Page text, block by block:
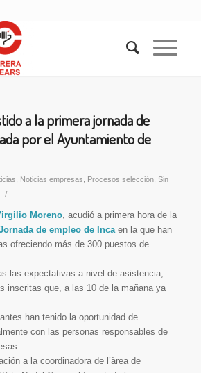
a la primera jornada de
por el Ayuntamiento de
Noticias empresas Procesos selección, Sin
/
Moreno, acudió a primera hora de la
de empleo de Incaen la que han
ofreciendo más de 300 puestos de
las expectativas a nivel de asistencia,
inscritas que, a las 10 de la mañana ya
han tenido la oportunidad de
con las personas responsables de
a la coordinadora de l’àrea de